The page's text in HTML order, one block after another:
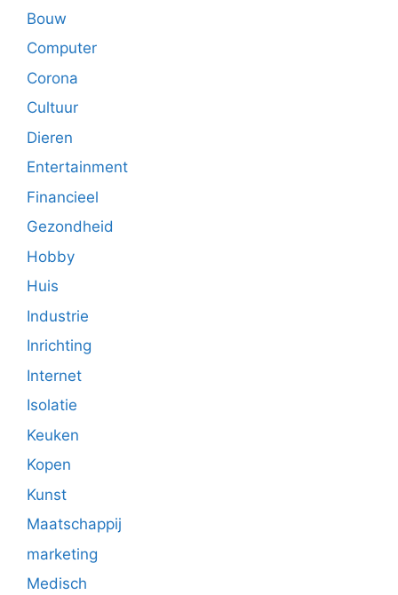
Bouw
Computer
Corona
Cultuur
Dieren
Entertainment
Financieel
Gezondheid
Hobby
Huis
Industrie
Inrichting
Internet
Isolatie
Keuken
Kopen
Kunst
Maatschappij
marketing
Medisch